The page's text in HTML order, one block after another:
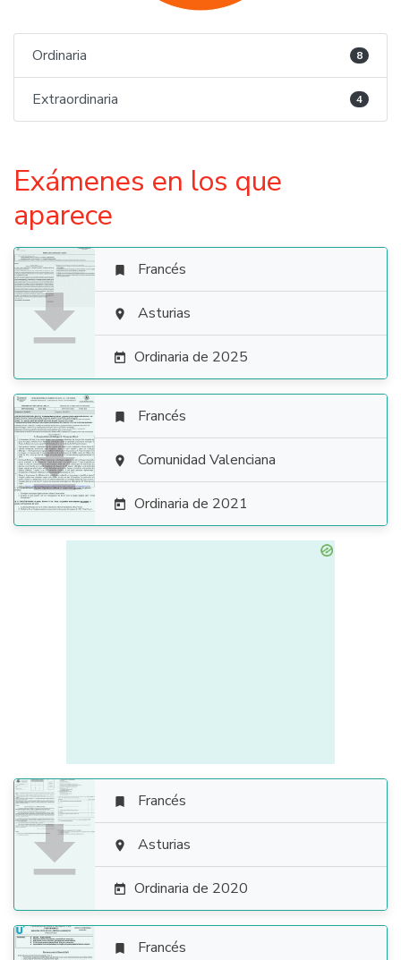
Ordinaria 8
Extraordinaria 4
Exámenes en los que
aparece

 Francés
 Asturias
 Ordinaria de 2025

 Francés
 Comunidad Valenciana
 Ordinaria de 2021

 Francés
 Asturias
 Ordinaria de 2020
 Francés